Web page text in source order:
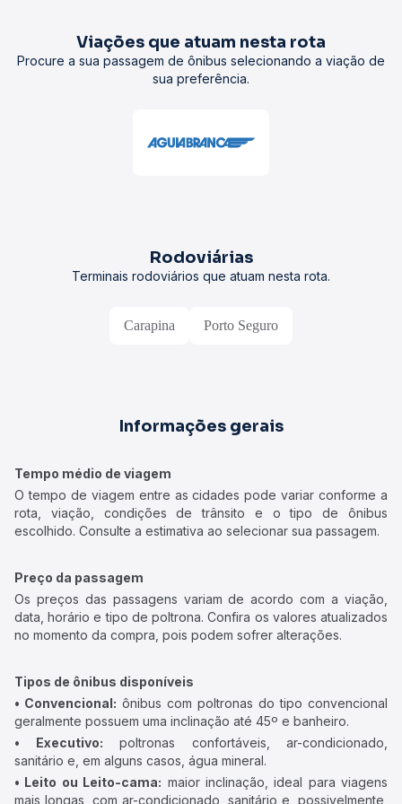
Viações que atuam nesta rota
Procure a sua passagem de ônibus selecionando a viação de
sua preferência.
Rodoviárias
Terminais rodoviários que atuam nesta rota.
Carapina Porto Seguro
Informações gerais
Tempo médio de viagem
O tempo de viagem entre as cidades pode variar conforme a
rota, viação, condições de trânsito e o tipo de ônibus
escolhido. Consulte a estimativa ao selecionar sua passagem.
Preço da passagem
Os preços das passagens variam de acordo com a viação,
data, horário e tipo de poltrona. Confira os valores atualizados
no momento da compra, pois podem sofrer alterações.
Tipos de ônibus disponíveis
• Convencional: ônibus com poltronas do tipo convencional
geralmente possuem uma inclinação até 45º e banheiro.
• Executivo: poltronas confortáveis, ar-condicionado,
sanitário e, em alguns casos, água mineral.
• Leito ou Leito-cama: maior inclinação, ideal para viagens
mais longas, com ar-condicionado, sanitário e, possivelmente,